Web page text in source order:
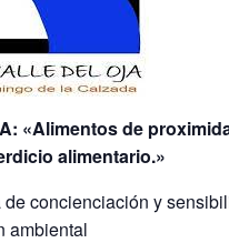
«Alimentos de
alimentario.»
concienciación y
ambiental